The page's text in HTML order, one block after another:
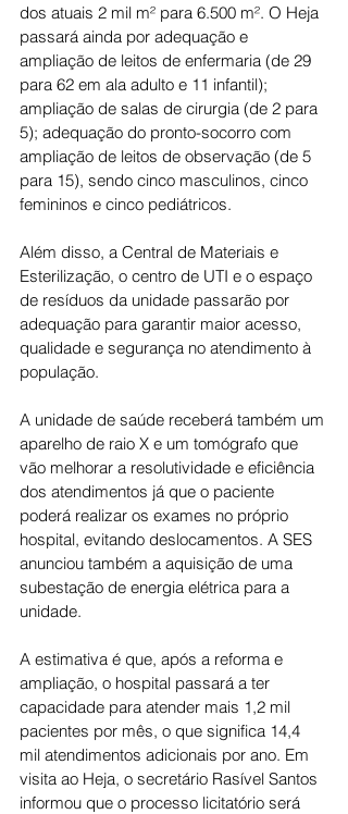
dos atuais 2 mil m² para 6.500 m². O Heja
passará ainda por adequação e
ampliação de leitos de enfermaria (de 29
para 62 em ala adulto e 11 infantil);
ampliação de salas de cirurgia (de 2 para
5); adequação do pronto-socorro com
ampliação de leitos de observação (de 5
para 15), sendo cinco masculinos, cinco
femininos e cinco pediátricos.
Além disso, a Central de Materiais e
Esterilização, o centro de UTI e o espaço
de resíduos da unidade passarão por
adequação para garantir maior acesso,
qualidade e segurança no atendimento à
população.
A unidade de saúde receberá também um
aparelho de raio X e um tomógrafo que
vão melhorar a resolutividade e eficiência
dos atendimentos já que o paciente
poderá realizar os exames no próprio
hospital, evitando deslocamentos. A SES
anunciou também a aquisição de uma
subestação de energia elétrica para a
unidade.
A estimativa é que, após a reforma e
ampliação, o hospital passará a ter
capacidade para atender mais 1,2 mil
pacientes por mês, o que significa 14,4
mil atendimentos adicionais por ano. Em
visita ao Heja, o secretário Rasível Santos
informou que o processo licitatório será